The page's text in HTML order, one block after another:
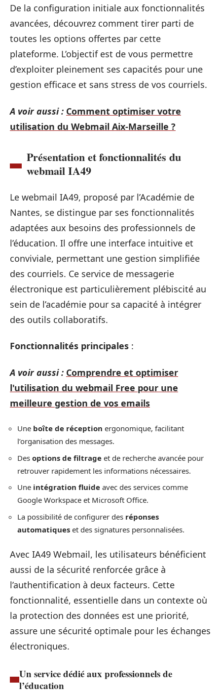
De la configuration initiale aux fonctionnalités
avancées, découvrez comment tirer parti de
toutes les options offertes par cette
plateforme. L’objectif est de vous permettre
d’exploiter pleinement ses capacités pour une
gestion efficace et sans stress de vos courriels.
A voir aussi : Comment optimiser votre
utilisation du Webmail Aix-Marseille ?
Présentation et fonctionnalités du
webmail IA49
Le webmail IA49, proposé par l’Académie de
Nantes, se distingue par ses fonctionnalités
adaptées aux besoins des professionnels de
l’éducation. Il offre une interface intuitive et
conviviale, permettant une gestion simplifiée
des courriels. Ce service de messagerie
électronique est particulièrement plébiscité au
sein de l’académie pour sa capacité à intégrer
des outils collaboratifs.
Fonctionnalités principales :
A voir aussi : Comprendre et optimiser
l'utilisation du webmail Free pour une
meilleure gestion de vos emails
Une boîte de réception ergonomique, facilitant
l’organisation des messages.
Des options de filtrage et de recherche avancée pour
retrouver rapidement les informations nécessaires.
Une intégration fluide avec des services comme
Google Workspace et Microsoft Office.
La possibilité de configurer des réponses
automatiques et des signatures personnalisées.
Avec IA49 Webmail, les utilisateurs bénéficient
aussi de la sécurité renforcée grâce à
l’authentification à deux facteurs. Cette
fonctionnalité, essentielle dans un contexte où
la protection des données est une priorité,
assure une sécurité optimale pour les échanges
électroniques.
Un service dédié aux professionnels de
l’éducation